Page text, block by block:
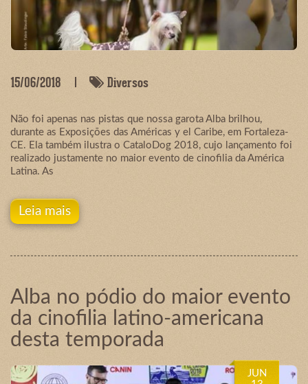
15/06/2018 Diversos
Não foi apenas nas pistas que nossa garota Alba brilhou,
durante as Exposições das Américas y el Caribe, em Fortaleza-
CE. Ela também ilustra o CataloDog 2018, cujo lançamento foi
realizado justamente no maior evento de cinofilia da América
Latina. As
Leia mais
Alba no pódio do maior evento
da cinofilia latino-americana
desta temporada
JUN